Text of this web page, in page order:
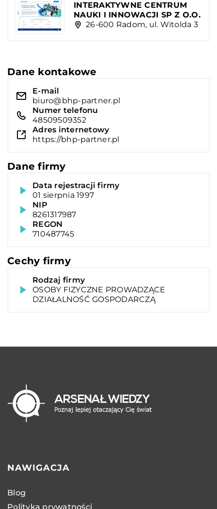
INTERAKTYWNE CENTRUM
NAUKI I INNOWACJI SP Z O.O.
26-600 Radom, ul. Witolda 3
Dane kontakowe
E-mail
biuro@bhp-partner.pl
Numer telefonu
48509509352
Adres internetowy
https://bhp-partner.pl
Dane firmy
Data rejestracji firmy
01 sierpnia 1997
NIP
8261317987
REGON
710487745
Cechy firmy
Rodzaj firmy
OSOBY FIZYCZNE PROWADZĄCE
DZIAŁALNOŚĆ GOSPODARCZĄ
NAWIGACJA
Blog
Polityka prywatności